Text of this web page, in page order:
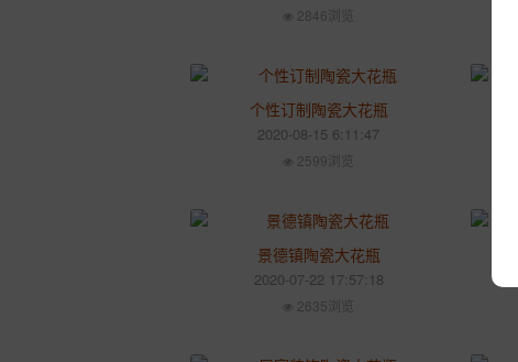
2846浏览
个性订制陶瓷大花瓶
2020-08-15 6:11:47
2599浏览
景德镇陶瓷大花瓶
2020-07-22 17:57:18
2635浏览